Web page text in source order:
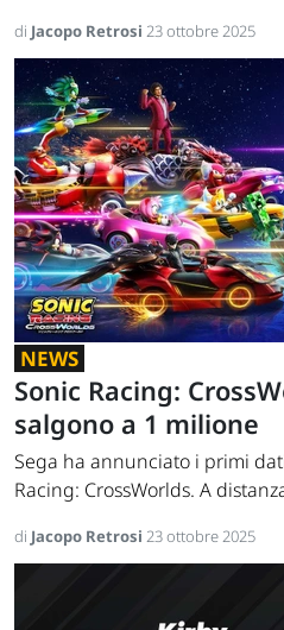
di Jacopo Retrosi 23 ottobre 2025
NEWS
Sonic Racing:
salgono a 1 milione
Sega ha annunciato i primi
Racing: CrossWorlds. A
di Jacopo Retrosi 23 ottobre 2025